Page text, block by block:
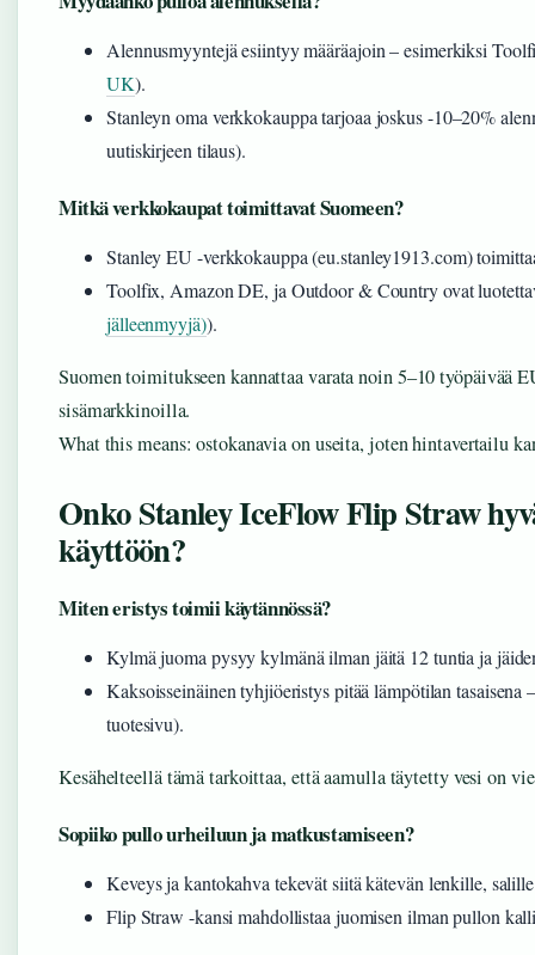
Alennusmyyntejä esiintyy määräajoin – esimerkiksi
UK).
Stanleyn oma verkkokauppa tarjoaa joskus -10–20%
uutiskirjeen tilaus).
Mitkä verkkokaupat toimittavat Suomeen?
Stanley EU -verkkokauppa (eu.stanley1913.com)
Toolfix, Amazon DE, ja Outdoor & Country ovat
jälleenmyyjä)).
Suomen toimitukseen kannattaa varata noin 5–10 työpäivää
sisämarkkinoilla.
What this means: ostokanavia on useita, joten hintavertailu
Onko Stanley IceFlow Flip Straw
käyttöön?
Miten eristys toimii käytännössä?
Kylmä juoma pysyy kylmänä ilman jäitä 12 tuntia ja
Kaksoisseinäinen tyhjiöeristys pitää lämpötilan
tuotesivu).
Kesähelteellä tämä tarkoittaa, että aamulla täytetty vesi on
Sopiiko pullo urheiluun ja matkustamiseen?
Keveys ja kantokahva tekevät siitä kätevän lenkille,
Flip Straw -kansi mahdollistaa juomisen ilman pullon